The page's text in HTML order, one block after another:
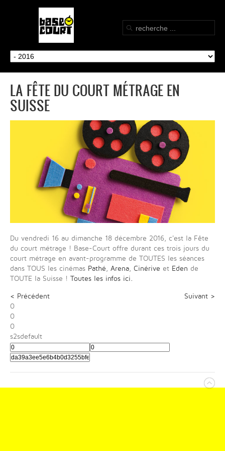
LA FÊTE DU COURT MÉTRAGE EN
SUISSE
Du vendredi 16 au dimanche 18 décembre 2016, c'est la Fête
du court métrage ! Base-Court offre durant ces trois jours du
court métrage en avant-programme de TOUTES les séances
dans TOUS les cinémas Pathé , Arena, Cinérive et Eden de
TOUTE la Suisse ! Toutes les infos ici.
< Précédent
Suivant >
0
0
0
s2sdefault